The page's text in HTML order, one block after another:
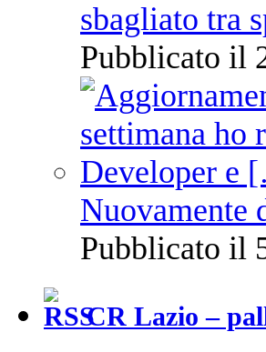
sbagliato tra
Pubblicato il
Nuovamente
Pubblicato il
CR Lazio –